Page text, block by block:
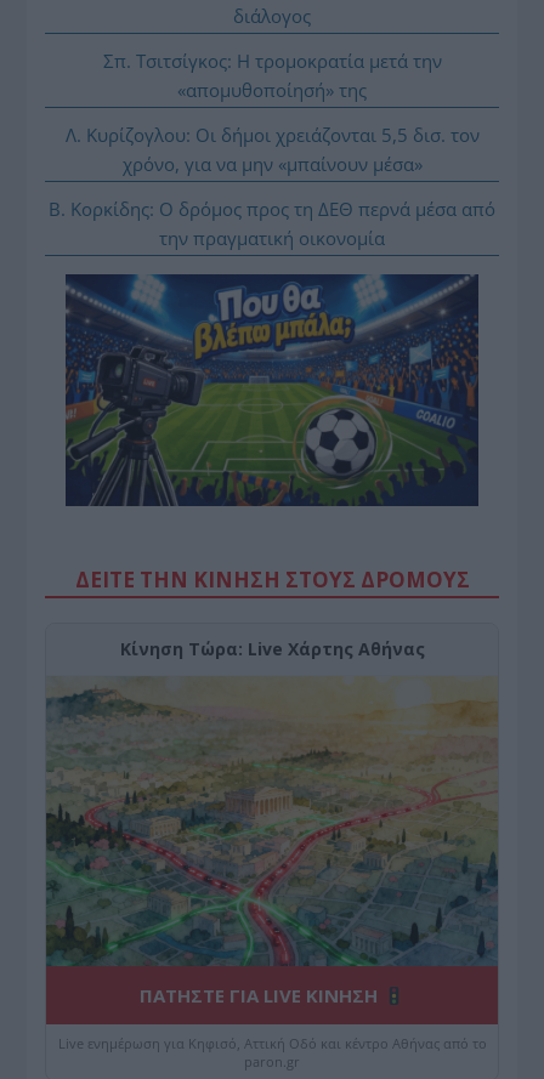
διάλογος
Σπ. Τσιτσίγκος: Η τρομοκρατία μετά την
«απομυθοποίησή» της
Λ. Κυρίζογλου: Οι δήμοι χρειάζονται 5,5 δισ. τον
χρόνο, για να μην «μπαίνουν μέσα»
Β. Κορκίδης: Ο δρόμος προς τη ΔΕΘ περνά μέσα από
την πραγματική οικονομία
ΔΕΙΤΕ ΤΗΝ ΚΙΝΗΣΗ ΣΤΟΥΣ ΔΡΌΜΟΥΣ
Κίνηση Τώρα: Live Χάρτης Αθήνας
ΠΑΤΗΣΤΕ ΓΙΑ LIVE ΚΙΝΗΣΗ
Live ενημέρωση για Κηφισό, Αττική Οδό και κέντρο Αθήνας από το
paron.gr